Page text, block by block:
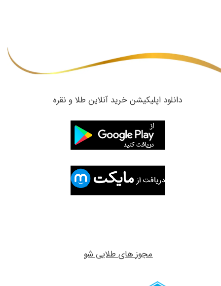
​دانلود اپلیکیشن خرید آنلاین طلا و نقره
مجوز های طلایی شو